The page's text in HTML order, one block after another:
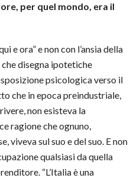
per quel mondo, era il
e ora” e non con l’ansia della
disegna ipotetiche
psicologica verso il
che in epoca preindustriale,
non esisteva la
ragione che ognuno,
viveva sul suo e del suo. E non
qualsiasi da quella
“L’Italia è una